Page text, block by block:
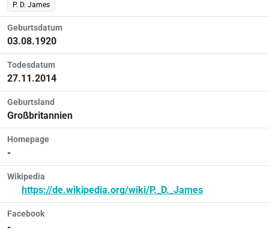
P. D. James
Geburtsdatum
03.08.1920
Todesdatum
27.11.2014
Geburtsland
Großbritannien
Homepage
-
Wikipedia
https://de.wikipedia.org/wiki/P._D._James
Facebook
-